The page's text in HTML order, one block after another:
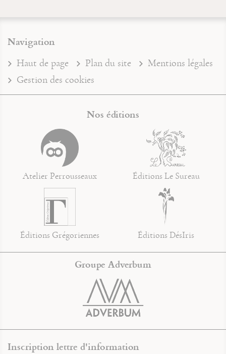
Navigation
Haut de page Plan du site
Mentions légales
Gestion des cookies
Nos éditions
Atelier Perrousseaux Éditions Le Sureau
Éditions Grégoriennes Éditions DésIris
Groupe Adverbum
Inscription lettre d'information